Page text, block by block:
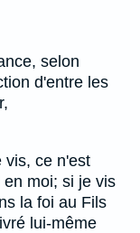
selon
d'entre les
vis, ce n'est
moi; si je vis
la foi au Fils
lui-même